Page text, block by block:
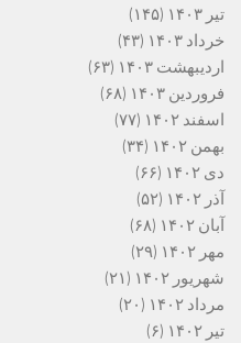
تیر ۱۴۰۳
(۱۴۵)
خرداد ۱۴۰۳
(۴۳)
اردیبهشت ۱۴۰۳
(۶۳)
فروردین ۱۴۰۳
(۶۸)
اسفند ۱۴۰۲
(۷۷)
بهمن ۱۴۰۲
(۳۴)
دی ۱۴۰۲
(۶۶)
آذر ۱۴۰۲
(۵۲)
آبان ۱۴۰۲
(۶۸)
مهر ۱۴۰۲
(۲۹)
شهریور ۱۴۰۲
(۲۱)
مرداد ۱۴۰۲
(۲۰)
تیر ۱۴۰۲
(۶)